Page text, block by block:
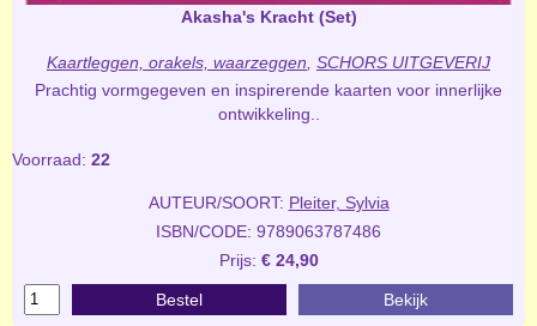
Akasha's Kracht (Set)
Kaartleggen, orakels, waarzeggen SCHORS UITGEVERIJ
Prachtig vormgegeven en inspirerende kaarten voor innerlijke
ontwikkeling..
Voorraad: 22
AUTEUR/SOORT: Pleiter, Sylvia
ISBN/CODE: 9789063787486
Prijs: € 24,90
Bestel Bekijk